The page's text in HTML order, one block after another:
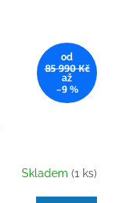
od
85 990 Kč
až
–9 %
Skladem (1 ks)